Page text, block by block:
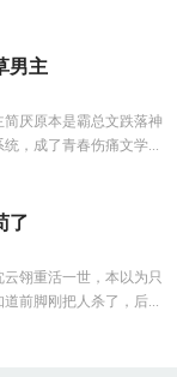
男主
厌原本是霸总文跌落神
，成了青春伤痛文学...
了
翎重活一世，本以为只
前脚刚把人杀了，后...